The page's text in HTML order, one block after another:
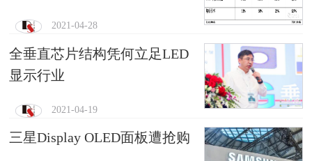
2021-04-28
​全垂直芯片结构凭何立足LED
显示行业
2021-04-19
三星Display OLED面板遭抢购